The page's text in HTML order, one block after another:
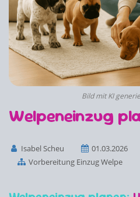
Bild mit KI
Welpeneinzug
Isabel Scheu
01.03.2026
Vorbereitung Einzug Welpe